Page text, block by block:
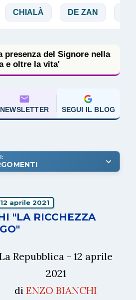
CHIALÀ DE ZAN
presenza del Signore nella
e oltre la vita'
NEWSLETTER SEGUI IL BLOG
12 aprile 2021
"LA RICCHEZZA
Repubblica - 12 aprile
2021
di ENZO BIANCHI